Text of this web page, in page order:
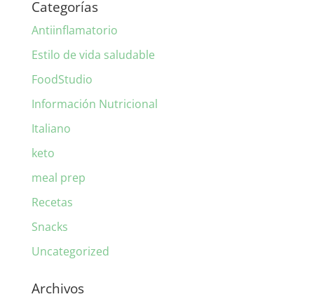
Categorías
Antiinflamatorio
Estilo de vida saludable
FoodStudio
Información Nutricional
Italiano
keto
meal prep
Recetas
Snacks
Uncategorized
Archivos